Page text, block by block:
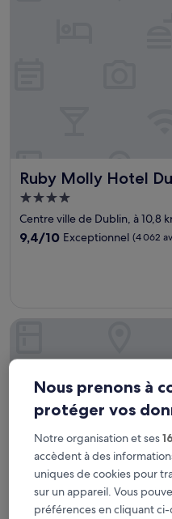
Ruby Molly Hotel
Ruby Molly Hotel Dublin
Hébergement
4.0 étoiles
Centre ville de Dublin, à 10,8
9.4
9,4/10 Exceptionnel (4 062
Nous prenons à
protéger vos
Notre organisation et ses16
accèdent à des
uniques de cookies pour
sur un appareil. Vous
préférences en cliquant